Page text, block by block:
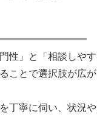
性」と「相談しや
ことで選択肢が広
丁寧に伺い、状況